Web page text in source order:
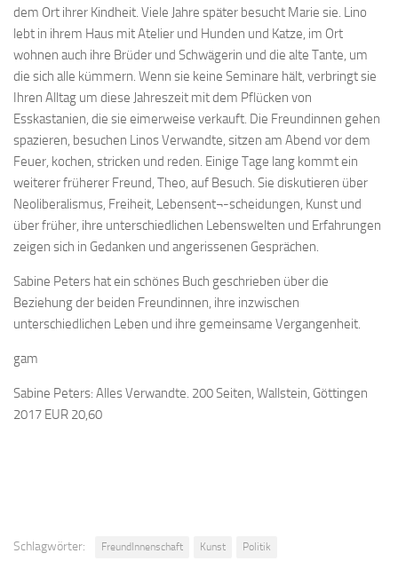
dem Ort ihrer Kindheit. Viele Jahre später besucht Marie sie. Lino
lebt in ihrem Haus mit Atelier und Hunden und Katze, im Ort
wohnen auch ihre Brüder und Schwägerin und die alte Tante, um
die sich alle kümmern. Wenn sie keine Seminare hält, verbringt sie
Ihren Alltag um diese Jahreszeit mit dem Pflücken von
Esskastanien, die sie eimerweise verkauft. Die Freundinnen gehen
spazieren, besuchen Linos Verwandte, sitzen am Abend vor dem
Feuer, kochen, stricken und reden. Einige Tage lang kommt ein
weiterer früherer Freund, Theo, auf Besuch. Sie diskutieren über
Neoliberalismus, Freiheit, Lebensent¬-scheidungen, Kunst und
über früher, ihre unterschiedlichen Lebenswelten und Erfahrungen
zeigen sich in Gedanken und angerissenen Gesprächen.
Sabine Peters hat ein schönes Buch geschrieben über die
Beziehung der beiden Freundinnen, ihre inzwischen
unterschiedlichen Leben und ihre gemeinsame Vergangenheit.
gam
Sabine Peters: Alles Verwandte. 200 Seiten, Wallstein, Göttingen
2017 EUR 20,60
Schlagwörter: FreundInnenschaft Kunst Politik